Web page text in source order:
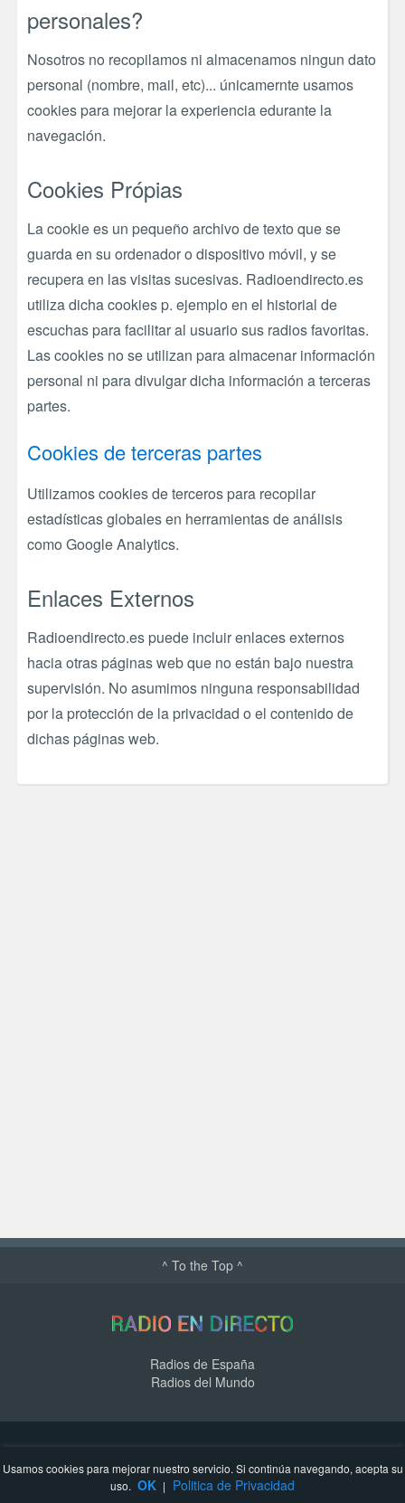
personales?
Nosotros no recopilamos ni almacenamos ningun dato
personal (nombre, mail, etc)... únicamernte usamos
cookies para mejorar la experiencia edurante la
navegación.
Cookies Própias
La cookie es un pequeño archivo de texto que se
guarda en su ordenador o dispositivo móvil, y se
recupera en las visitas sucesivas. Radioendirecto.es
utiliza dicha cookies p. ejemplo en el historial de
escuchas para facilitar al usuario sus radios favoritas.
Las cookies no se utilizan para almacenar información
personal ni para divulgar dicha información a terceras
partes.
Cookies de terceras partes
Utilizamos cookies de terceros para recopilar
estadísticas globales en herramientas de análisis
como Google Analytics.
Enlaces Externos
Radioendirecto.es puede incluir enlaces externos
hacia otras páginas web que no están bajo nuestra
supervisión. No asumimos ninguna responsabilidad
por la protección de la privacidad o el contenido de
dichas páginas web.
^ To the Top ^
Radios de España
Radios del Mundo
Politica de Privacidad Sitemap
Añade una Radio
Contacto
Usamos cookies para mejorar nuestro servicio. Si continúa navegando, acepta su
uso. OK | Politica de Privacidad